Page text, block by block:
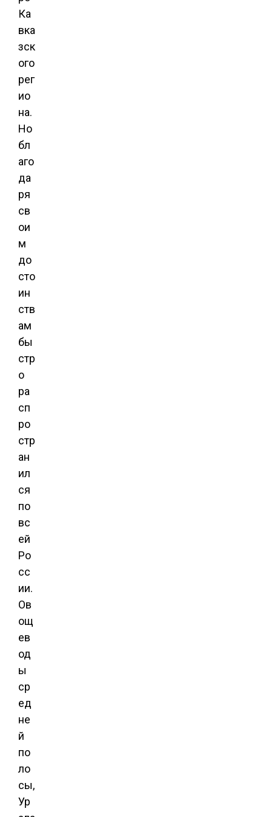
Ка
вка
зск
ого
рег
ио
на.
Но
бл
аго
да
ря
св
ои
м
до
сто
ин
ств
ам
бы
стр
о
ра
сп
ро
стр
ан
ил
ся
по
вс
ей
Ро
сс
ии.
Ов
ощ
ев
од
ы
ср
ед
не
й
по
ло
сы,
Ур